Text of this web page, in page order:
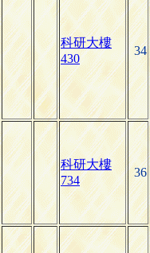
科研大樓
430
34
科研大樓
734
36